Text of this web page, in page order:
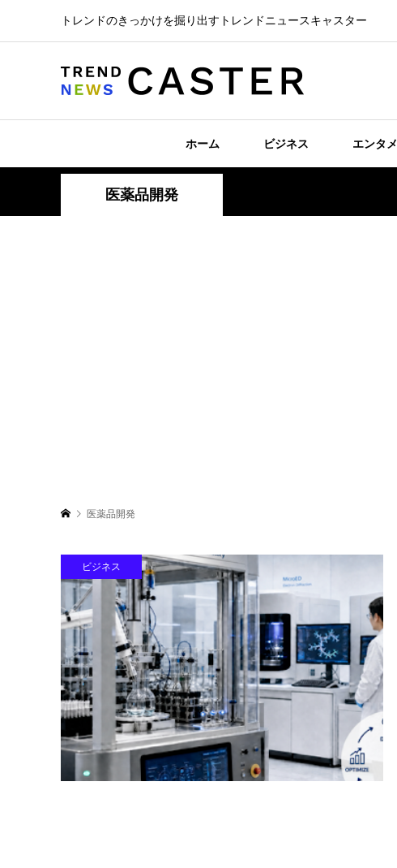
トレンドのきっかけを掘り出すトレンドニュースキャスター
ホーム ビジネス エンタメ
医薬品開発
医薬品開発
ビジネス